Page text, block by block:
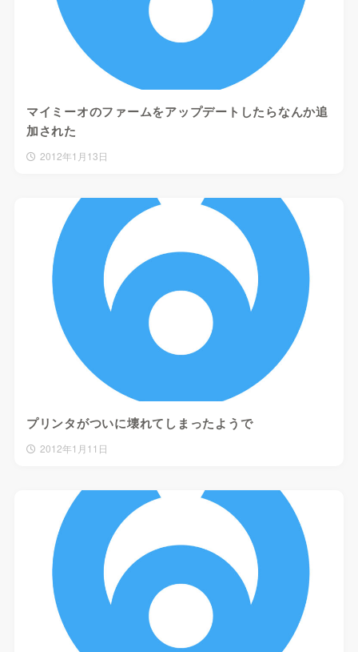
マイミーオのファームをアップデートしたらなんか追
加された
2012年1月13日
プリンタがついに壊れてしまったようで
2012年1月11日